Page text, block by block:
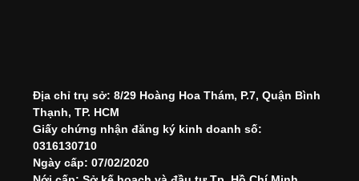
Địa chỉ trụ sở: 8/29 Hoàng Hoa Thám, P.7, Quận Bình
Thạnh, TP. HCM
Giấy chứng nhận đăng ký kinh doanh số:
0316130710
Ngày cấp: 07/02/2020